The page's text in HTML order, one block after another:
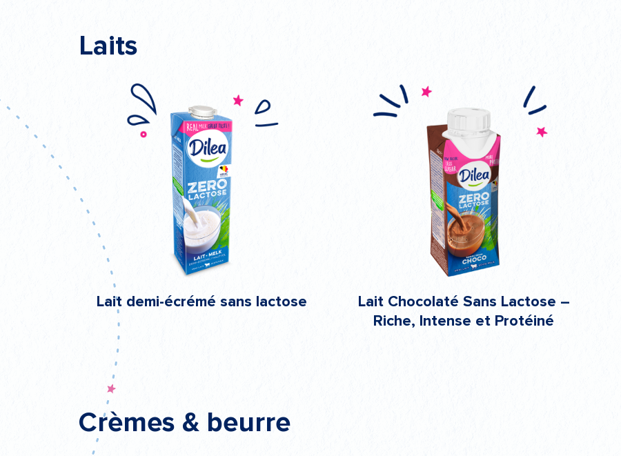
Laits
Lait demi-écrémé sans lactose
Lait Chocolaté Sans Lactose –
Riche, Intense et Protéiné
Crèmes & beurre